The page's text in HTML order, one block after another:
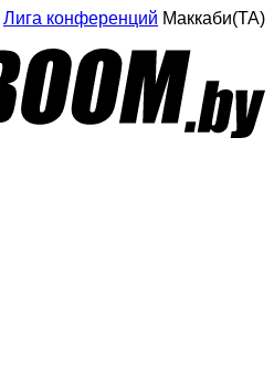
Лига конференций Маккаби(ТА)